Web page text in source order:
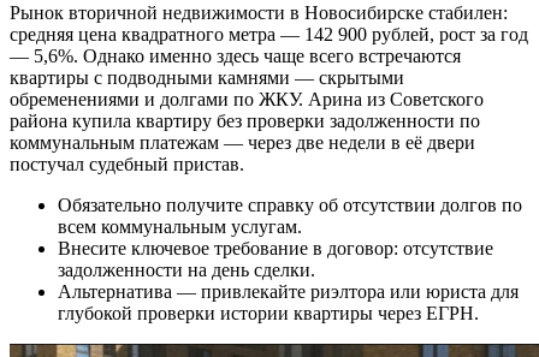
Рынок вторичной недвижимости в Новосибирске стабилен:
средняя цена квадратного метра — 142 900 рублей, рост за год
— 5,6%. Однако именно здесь чаще всего встречаются
квартиры с подводными камнями — скрытыми
обременениями и долгами по ЖКУ. Арина из Советского
района купила квартиру без проверки задолженности по
коммунальным платежам — через две недели в её двери
постучал судебный пристав.
Обязательно получите справку об отсутствии долгов по
всем коммунальным услугам.
Внесите ключевое требование в договор: отсутствие
задолженности на день сделки.
Альтернатива — привлекайте риэлтора или юриста для
глубокой проверки истории квартиры через ЕГРН.